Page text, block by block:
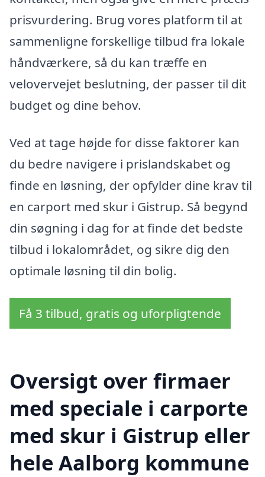
prisvurdering. Brug vores platform til at
sammenligne forskellige tilbud fra lokale
håndværkere, så du kan træffe en
velovervejet beslutning, der passer til dit
budget og dine behov.
Ved at tage højde for disse faktorer kan
du bedre navigere i prislandskabet og
finde en løsning, der opfylder dine krav til
en carport med skur i Gistrup. Så begynd
din søgning i dag for at finde det bedste
tilbud i lokalområdet, og sikre dig den
optimale løsning til din bolig.
Få 3 tilbud, gratis og uforpligtende
Oversigt over firmaer
med speciale i carporte
med skur i Gistrup eller
hele Aalborg kommune